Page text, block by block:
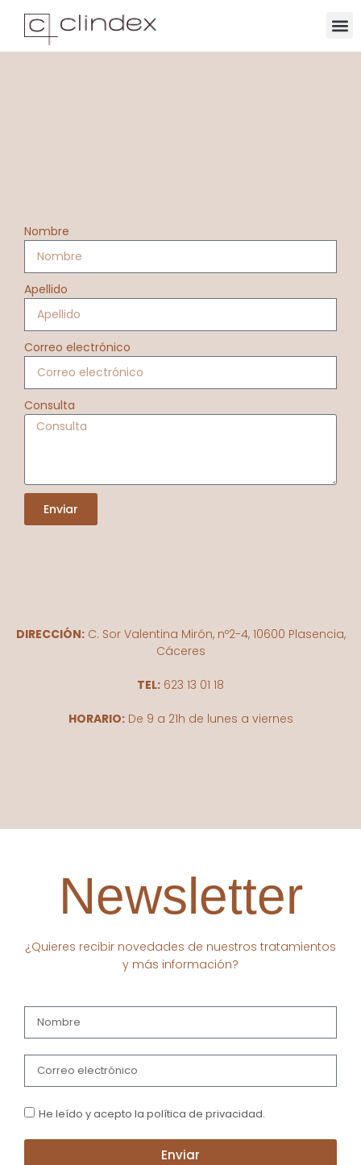
Nombre
Apellido
Correo electrónico
Consulta
Enviar
DIRECCIÓN:C. Sor Valentina Mirón, nº2-4, 10600 Plasencia,
Cáceres
TEL: 623 13 01 18
HORARIO:De 9 a 21h de lunes a viernes
Newsletter
¿Quieres recibir novedades de nuestros tratamientos
y más información?
He leído y acepto la política de privacidad.
Enviar